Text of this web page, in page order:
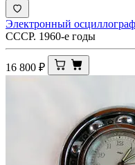
Электронный
СССР. 1960-е годы
16 800 ₽